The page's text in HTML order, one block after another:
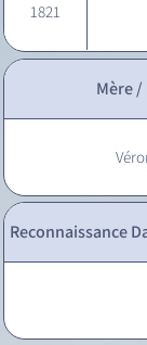
1821
Mère /
Reconnaissance